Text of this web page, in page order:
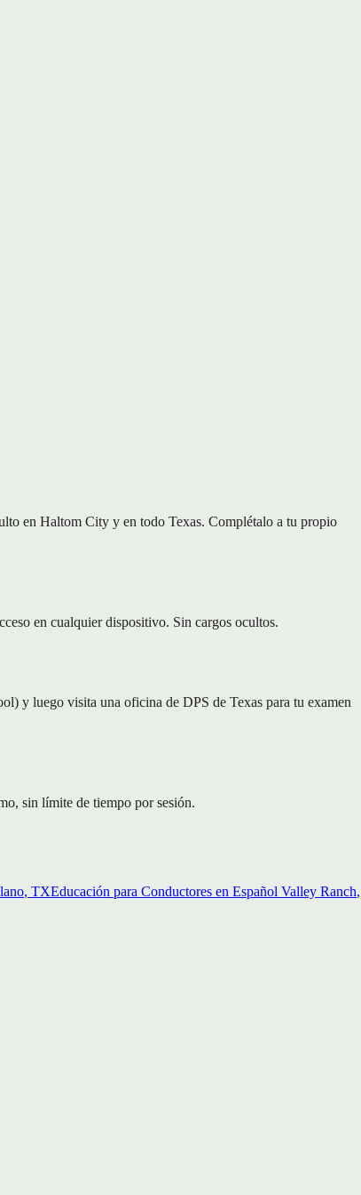
en Haltom City y en todo Texas. Complétalo a tu propio
en cualquier dispositivo. Sin cargos ocultos.
y luego visita una oficina de DPS de Texas para tu examen
sin límite de tiempo por sesión.
, TXEducación para Conductores en Español Valley Ranch,